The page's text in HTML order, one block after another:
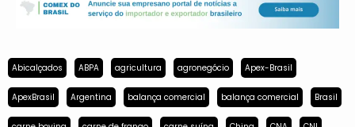
Abicalçados ABPA agricultura agronegócio Apex-Brasil
ApexBrasil Argentina balança comercial balança comercial Brasil